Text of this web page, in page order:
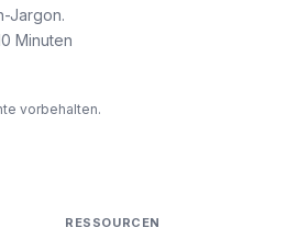
Jargon.
Minuten
vorbehalten.
RESSOURCEN